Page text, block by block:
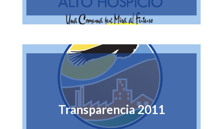
Transparencia 2011